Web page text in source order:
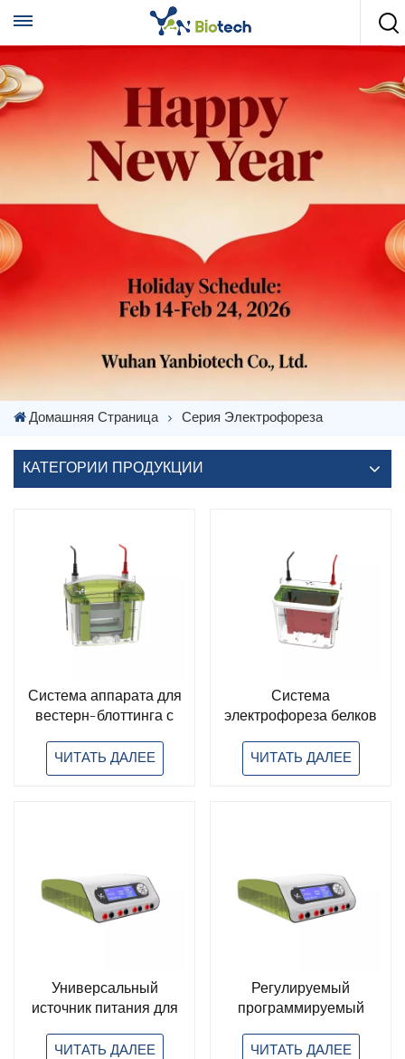
Домашняя Страница Серия Электрофореза
КАТЕГОРИИ ПРОДУКЦИИ
Система аппарата для
вестерн-блоттинга с
электрофорезом в геле
и белковым
ЧИТАТЬ ДАЛЕЕ
Система
электрофореза белков
резервуаром для
электрофореза,
ЧИТАТЬ ДАЛЕЕ
Универсальный
источник питания для
высокой силы тока 600
ЧИТАТЬ ДАЛЕЕ
Регулируемый
программируемый
электрофореза
ЧИТАТЬ ДАЛЕЕ